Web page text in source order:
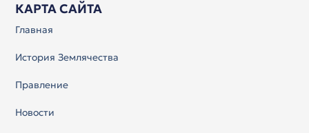
КАРТА САЙТА
Главная
История Землячества
Правление
Новости